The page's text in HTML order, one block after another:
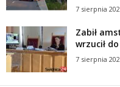
7 sierpnia
Zabił
wrzucił
7 sierpnia